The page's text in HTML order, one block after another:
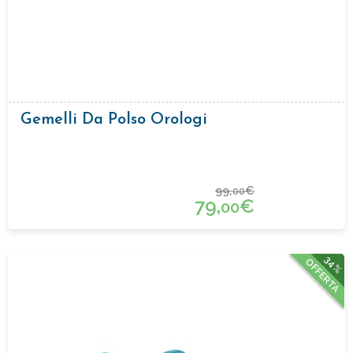
Gemelli Da Polso Orologi
99,00€
79,00€
34%
OFFERTA